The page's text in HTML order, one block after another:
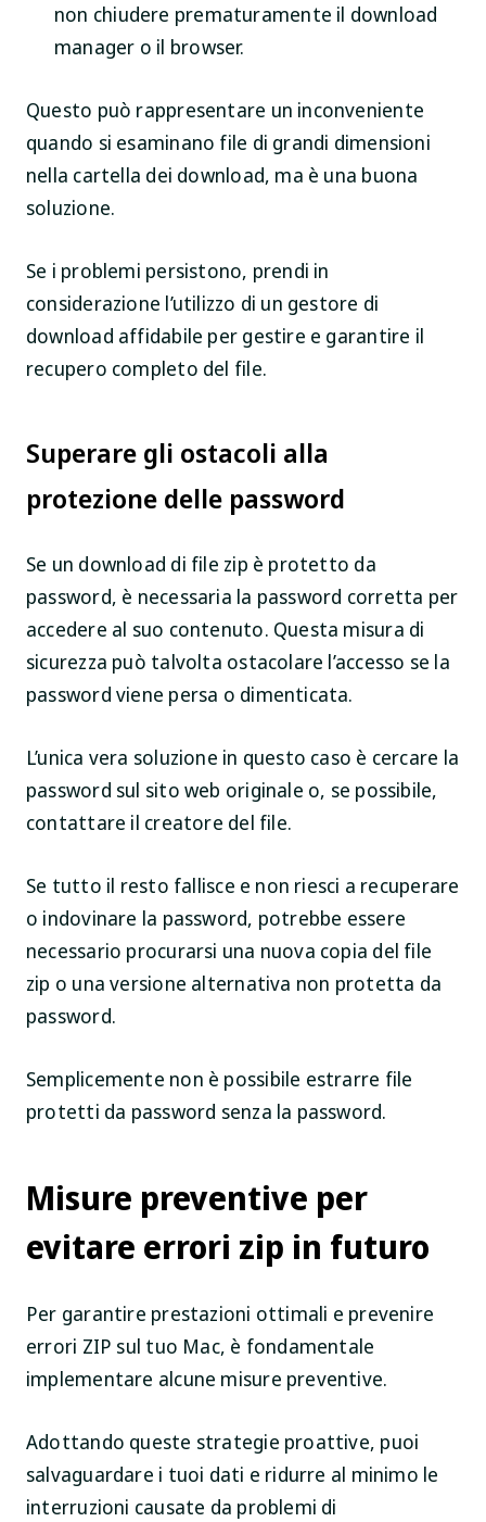
non chiudere prematuramente il download
manager o il browser.
Questo può rappresentare un inconveniente
quando si esaminano file di grandi dimensioni
nella cartella dei download, ma è una buona
soluzione.
Se i problemi persistono, prendi in
considerazione l’utilizzo di un gestore di
download affidabile per gestire e garantire il
recupero completo del file.
Superare gli ostacoli alla
protezione delle password
Se un download di file zip è protetto da
password, è necessaria la password corretta per
accedere al suo contenuto. Questa misura di
sicurezza può talvolta ostacolare l’accesso se la
password viene persa o dimenticata.
L’unica vera soluzione in questo caso è cercare la
password sul sito web originale o, se possibile,
contattare il creatore del file.
Se tutto il resto fallisce e non riesci a recuperare
o indovinare la password, potrebbe essere
necessario procurarsi una nuova copia del file
zip o una versione alternativa non protetta da
password.
Semplicemente non è possibile estrarre file
protetti da password senza la password.
Misure preventive per
evitare errori zip in futuro
Per garantire prestazioni ottimali e prevenire
errori ZIP sul tuo Mac, è fondamentale
implementare alcune misure preventive.
Adottando queste strategie proattive, puoi
salvaguardare i tuoi dati e ridurre al minimo le
interruzioni causate da problemi di